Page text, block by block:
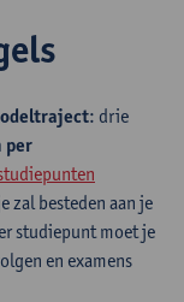
: drie
per
zal besteden aan je
studiepunt moet je
en examens